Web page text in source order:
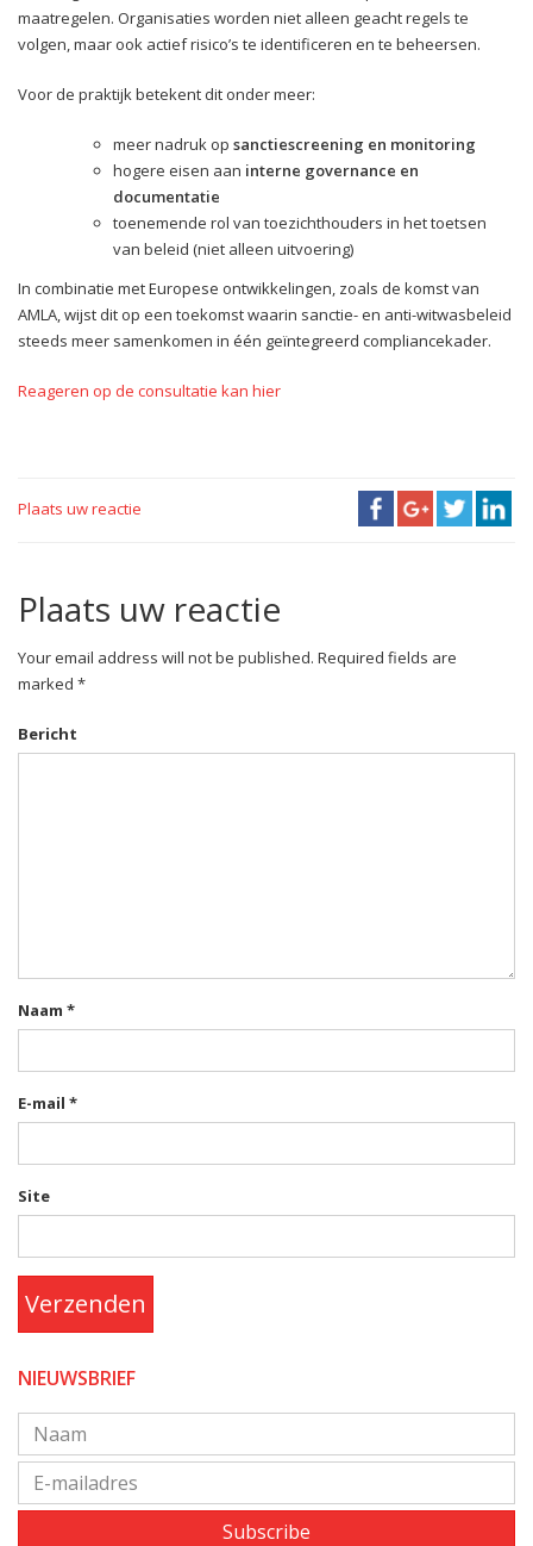
maatregelen. Organisaties worden niet alleen geacht regels te
volgen, maar ook actief risico’s te identificeren en te beheersen.
Voor de praktijk betekent dit onder meer:
meer nadruk op sanctiescreening en monitoring
hogere eisen aan interne governance en
documentatie
toenemende rol van toezichthouders in het toetsen
van beleid (niet alleen uitvoering)
In combinatie met Europese ontwikkelingen, zoals de komst van
AMLA, wijst dit op een toekomst waarin sanctie- en anti-witwasbeleid
steeds meer samenkomen in één geïntegreerd compliancekader.
Reageren op de consultatie kan hier
Plaats uw reactie
Plaats uw reactie
Your email address will not be published. Required fields are
marked *
Bericht
Naam *
E-mail *
Site
Verzenden
NIEUWSBRIEF
Subscribe